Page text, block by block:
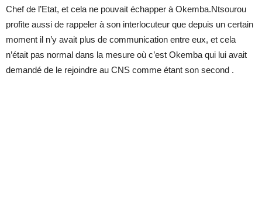
Chef de l’Etat, et cela ne pouvait échapper à Okemba.Ntsourou
profite aussi de rappeler à son interlocuteur que depuis un certain
moment il n’y avait plus de communication entre eux, et cela
n’était pas normal dans la mesure où c’est Okemba qui lui avait
demandé de le rejoindre au CNS comme étant son second .